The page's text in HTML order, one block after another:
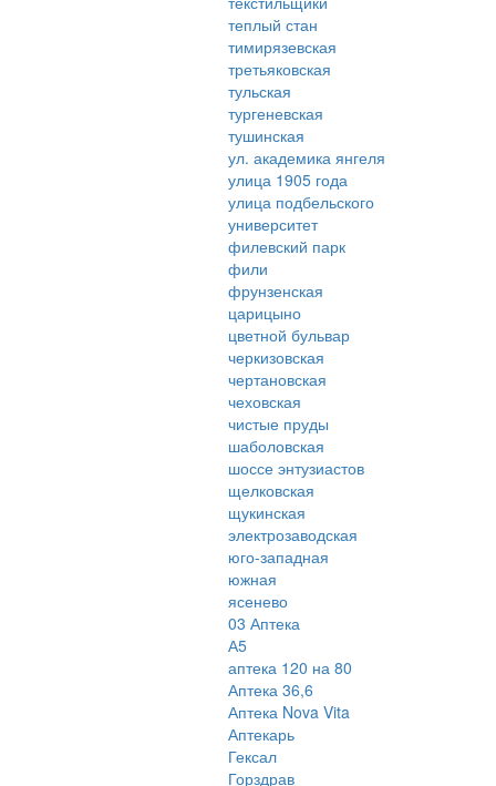
теплый стан
тимирязевская
третьяковская
тульская
тургеневская
тушинская
ул. академика янгеля
улица 1905 года
улица подбельского
университет
филевский парк
фили
фрунзенская
царицыно
цветной бульвар
черкизовская
чертановская
чеховская
чистые пруды
шаболовская
шоссе энтузиастов
щелковская
щукинская
электрозаводская
юго-западная
южная
ясенево
03 Аптека
А5
аптека 120 на 80
Аптека 36,6
Аптека Nova Vita
Аптекарь
Гексал
Горздрав